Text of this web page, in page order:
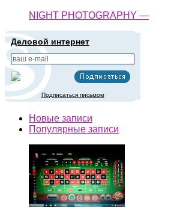
NIGHT PHOTOGRAPHY —
Деловой интернет
Подписаться письмом
Новые записи
Популярные записи